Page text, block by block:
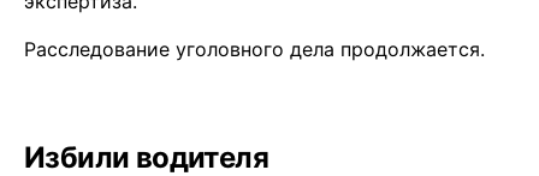
Расследование уголовного дела продолжается.
Избили водителя